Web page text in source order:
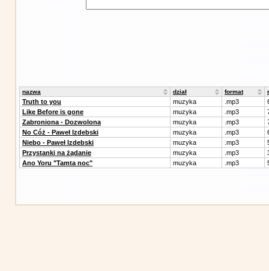
nazwa dział format
Truth to you muzyka .mp3
Like Before is gone
muzyka .mp3
Zabroniona - Dozwolona
muzyka .mp3
No Cóż - Paweł Izdebski
muzyka .mp3
Niebo - Paweł Izdebski
muzyka .mp3
Przystanki na żądanie
muzyka .mp3
Ano Yoru "Tamta noc"
muzyka .mp3